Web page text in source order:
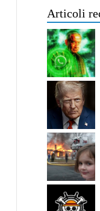
Articoli